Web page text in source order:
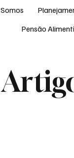
Pensão